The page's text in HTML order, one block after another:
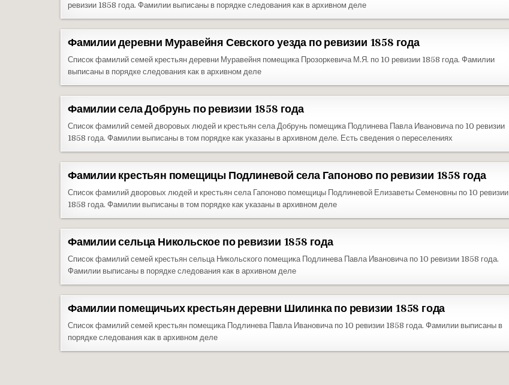
ревизии 1858 года. Фамилии выписаны в порядке следования как в архивном деле
Фамилии деревни Муравейня Севского уезда по ревизии 1858 года
Список фамилий семей крестьян деревни Муравейня помещика Прозоркевича М.Я. по 10 ревизии 1858 года. Фамилии
выписаны в порядке следования как в архивном деле
Фамилии села Добрунь по ревизии 1858 года
Список фамилий семей дворовых людей и крестьян села Добрунь помещика Подлинева Павла Ивановича по 10 ревизии
1858 года. Фамилии выписаны в том порядке как указаны в архивном деле. Есть сведения о переселениях
Фамилии крестьян помещицы Подлиневой села Гапоново по ревизии 1858 года
Список фамилий дворовых людей и крестьян села Гапоново помещицы Подлиневой Елизаветы Семеновны по 10 ревизии
1858 года. Фамилии выписаны в том порядке как указаны в архивном деле
Фамилии сельца Никольское по ревизии 1858 года
Список фамилий семей крестьян сельца Никольского помещика Подлинева Павла Ивановича по 10 ревизии 1858 года.
Фамилии выписаны в порядке следования как в архивном деле
Фамилии помещичьих крестьян деревни Шилинка по ревизии 1858 года
Список фамилий семей крестьян помещика Подлинева Павла Ивановича по 10 ревизии 1858 года. Фамилии выписаны в
порядке следования как в архивном деле